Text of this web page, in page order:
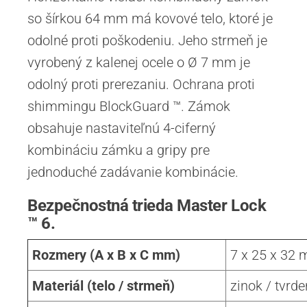
so šírkou 64 mm má kovové telo, ktoré je
odolné proti poškodeniu. Jeho strmeň je
vyrobený z kalenej ocele o Ø 7 mm je
odolný proti prerezaniu. Ochrana proti
shimmingu BlockGuard ™. Zámok
obsahuje nastaviteľnú 4-ciferný
kombináciu zámku a gripy pre
jednoduché zadávanie kombinácie.
Bezpečnostná trieda Master Lock
™ 6.
Rozmery (A x B x C mm)
7 x 25 x 32
Materiál (telo / strmeň)
zinok /